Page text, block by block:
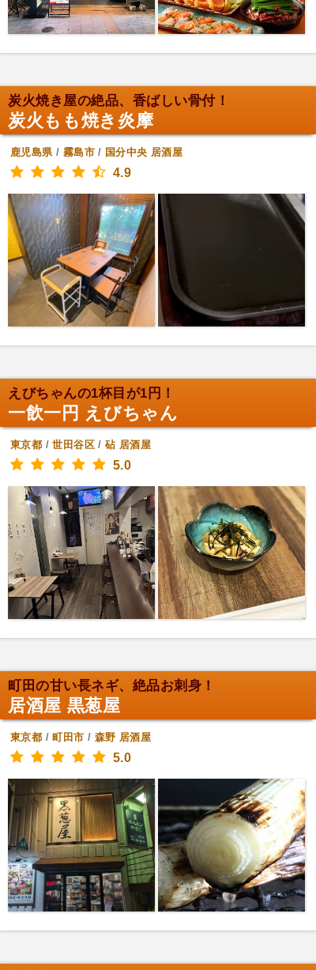
炭火焼き屋の絶品、香ばしい骨付！
炭火もも焼き炎摩
鹿児島県/ 霧島市/ 国分中央 居酒屋
4.9
えびちゃんの1杯目が1円！
一飲一円 えびちゃん
東京都 /世田谷区/砧 居酒屋
5.0
町田の甘い長ネギ、絶品お刺身！
居酒屋 黒葱屋
東京都 /町田市 / 森野 居酒屋
5.0